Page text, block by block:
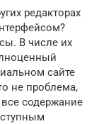
редакторах
В числе их
сайте
не проблема,
содержание